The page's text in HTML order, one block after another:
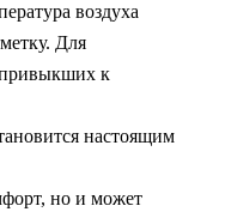
воздуха
Для
к
настоящим
но и может